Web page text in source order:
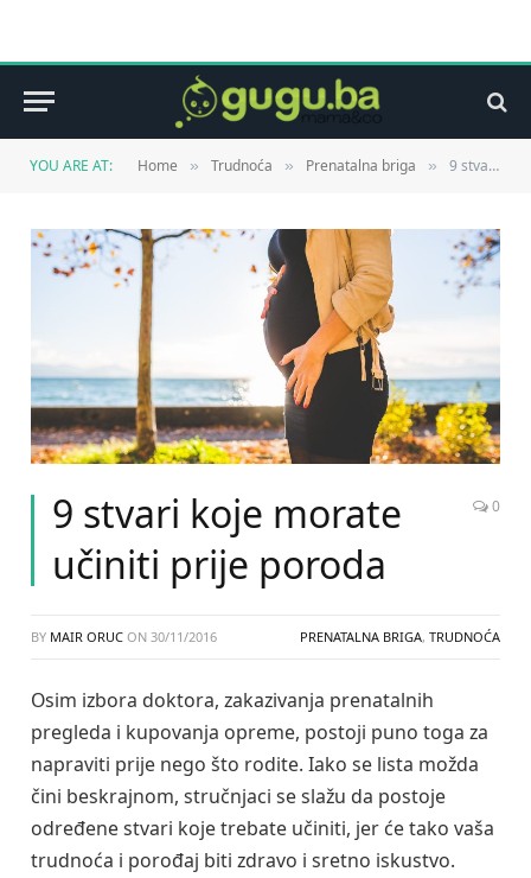
YOU ARE AT: Home » Trudnoća » Prenatalna briga » 9 stvari koje morate učiniti prije poroda
9 stvari koje morate
učiniti prije poroda
0
BY MAIR ORUC ON 30/11/2016 PRENATALNA BRIGA, TRUDNOĆA
Osim izbora doktora, zakazivanja prenatalnih
pregleda i kupovanja opreme, postoji puno toga za
napraviti prije nego što rodite. Iako se lista možda
čini beskrajnom, stručnjaci se slažu da postoje
određene stvari koje trebate učiniti, jer će tako vaša
trudnoća i porođaj biti zdravo i sretno iskustvo.